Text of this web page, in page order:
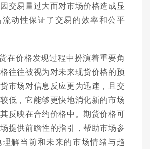
交易量过大而对市场价格造成显
动性保证了交易的效率和公平
在价格发现过程中扮演着重要角
往往被视为对未来现货价格的预
市场对信息反应更为迅速，且交
低，它能够更快地消化新的市场
反映在合约价格中。期货价格可
提供前瞻性的指引，帮助市场参
解当前和未来的市场情绪与趋